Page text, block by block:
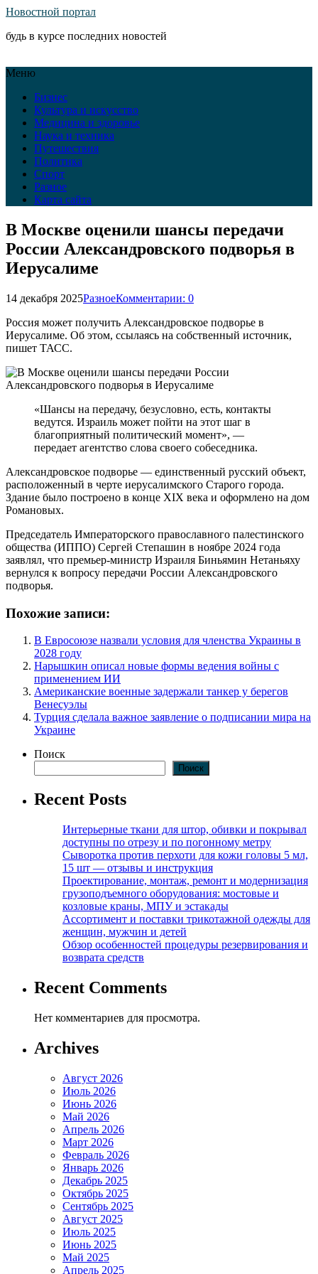
Новостной портал
будь в курсе последних новостей
Меню
Бизнес
Культура и искусство
Медицина и здоровье
Наука и техника
Путешествия
Политика
Спорт
Разное
Карта сайта
В Москве оценили шансы передачи
России Александровского подворья в
Иерусалиме
14 декабря 2025РазноеКомментарии: 0
Россия может получить Александровское подворье в
Иерусалиме. Об этом, ссылаясь на собственный источник,
пишет ТАСС.
«Шансы на передачу, безусловно, есть, контакты
ведутся. Израиль может пойти на этот шаг в
благоприятный политический момент», —
передает агентство слова своего собеседника.
Александровское подворье — единственный русский объект,
расположенный в черте иерусалимского Старого города.
Здание было построено в конце XIX века и оформлено на дом
Романовых.
Председатель Императорского православного палестинского
общества (ИППО) Сергей Степашин в ноябре 2024 года
заявлял, что премьер-министр Израиля Биньямин Нетаньяху
вернулся к вопросу передачи России Александровского
подворья.
Похожие записи:
В Евросоюзе назвали условия для членства Украины в
2028 году
Нарышкин описал новые формы ведения войны с
применением ИИ
Американские военные задержали танкер у берегов
Венесуэлы
Турция сделала важное заявление о подписании мира на
Украине
Поиск
Поиск
Recent Posts
Интерьерные ткани для штор, обивки и покрывал
доступны по отрезу и по погонному метру
Сыворотка против перхоти для кожи головы 5 мл,
15 шт — отзывы и инструкция
Проектирование, монтаж, ремонт и модернизация
грузоподъемного оборудования: мостовые и
козловые краны, МПУ и эстакады
Ассортимент и поставки трикотажной одежды для
женщин, мужчин и детей
Обзор особенностей процедуры резервирования и
возврата средств
Recent Comments
Нет комментариев для просмотра.
Archives
Август 2026
Июль 2026
Июнь 2026
Май 2026
Апрель 2026
Март 2026
Февраль 2026
Январь 2026
Декабрь 2025
Октябрь 2025
Сентябрь 2025
Август 2025
Июль 2025
Июнь 2025
Май 2025
Апрель 2025